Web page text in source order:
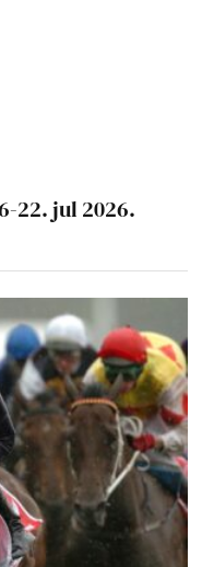
22. jul 2026.